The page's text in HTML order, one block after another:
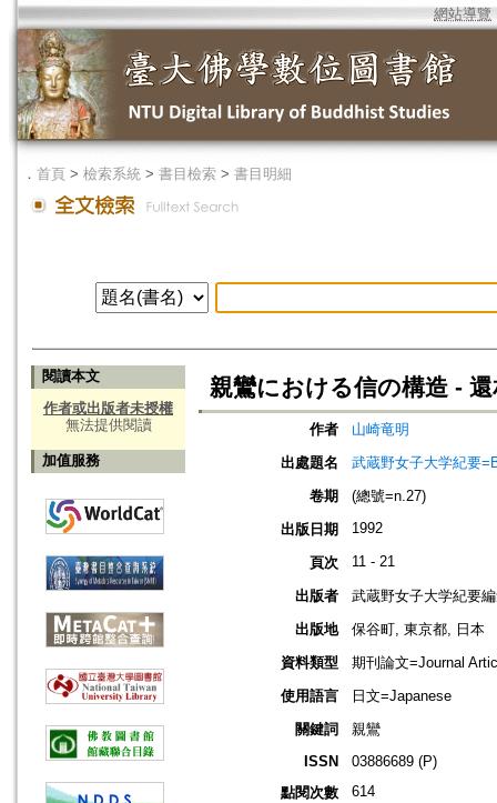
網站導覽
． 首頁 > 檢索系統 > 書目檢索 > 書目明細
閱讀本文
作者或出版者未授權
無法提供閱讀
加值服務
親鸞における信の構造 -
作者
山崎竜明
出處題名
武蔵野女子大学紀要
卷期
(總號=n.27)
出版日期
1992
頁次 11 - 21
出版者
武蔵野女子大学紀要
出版地
保谷町, 東京都, 日本
資料類型
期刊論文=Journal
使用語言
日文=Japanese
關鍵詞
親鸞
ISSN
03886689 (P)
點閱次數
614